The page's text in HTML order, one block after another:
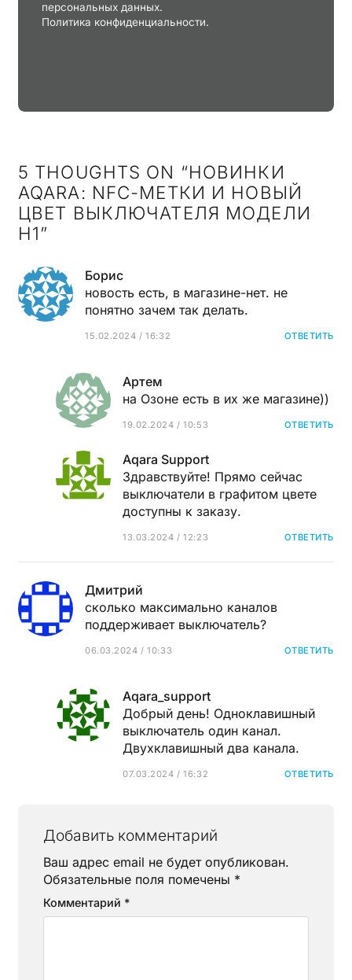
персональных данных.
Политика конфиденциальности.
5 THOUGHTS ON “НОВИНКИ
AQARA: NFC-МЕТКИ И НОВЫЙ
ЦВЕТ ВЫКЛЮЧАТЕЛЯ МОДЕЛИ
H1”
Борис
новость есть, в магазине-нет. не
понятно зачем так делать.
15.02.2024 / 16:32 ОТВЕТИТЬ
Артем
на Озоне есть в их же магазине))
19.02.2024 / 10:53 ОТВЕТИТЬ
Aqara Support
Здравствуйте! Прямо сейчас
выключатели в графитом цвете
доступны к заказу.
13.03.2024 / 12:23 ОТВЕТИТЬ
Дмитрий
сколько максимально каналов
поддерживает выключатель?
06.03.2024 / 10:33 ОТВЕТИТЬ
Aqara_support
Добрый день! Одноклавишный
выключатель один канал.
Двухклавишный два канала.
07.03.2024 / 16:32 ОТВЕТИТЬ
Добавить комментарий
Ваш адрес email не будет опубликован.
Обязательные поля помечены *
Комментарий *